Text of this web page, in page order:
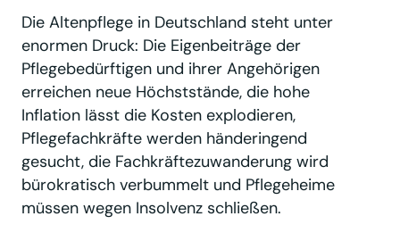
Die Altenpflege in Deutschland steht unter
enormen Druck: Die Eigenbeiträge der
Pflegebedürftigen und ihrer Angehörigen
erreichen neue Höchststände, die hohe
Inflation lässt die Kosten explodieren,
Pflegefachkräfte werden händeringend
gesucht, die Fachkräftezuwanderung wird
bürokratisch verbummelt und Pflegeheime
müssen wegen Insolvenz schließen.